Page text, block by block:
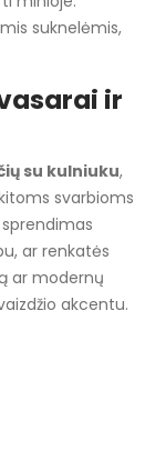
suknelėmis,
ir
su kulniuku,
svarbioms
ar renkatės
ar modernų
akcentu.